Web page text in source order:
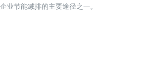
业节能减排的主要途径之一。